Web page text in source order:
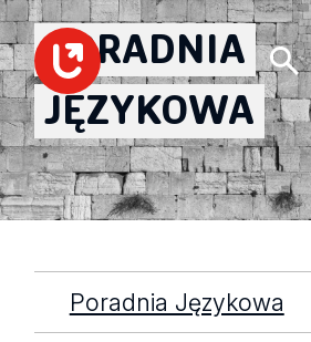
PORADNIA
JĘZYKOWA
Poradnia Językowa